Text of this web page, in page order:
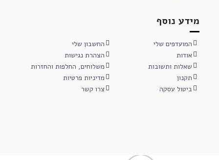
מידע נוסף
המועדפים שלי
החשבון שלי
אודות
הצהרת נגישות
שאלות ותשובות
משלוחים, החלפות והחזרות
תקנון
מדיניות פרטיות
ביטול עסקה
צרו קשר